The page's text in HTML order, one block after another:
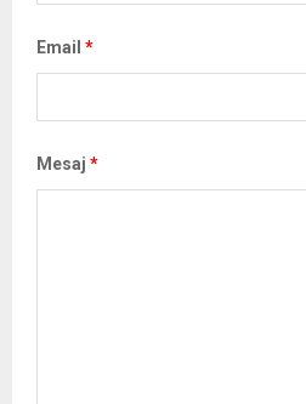
Email *
Mesaj *